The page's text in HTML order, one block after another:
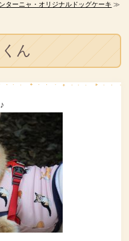
ターニャ・オリジナルドッグケーキ ≫
ん